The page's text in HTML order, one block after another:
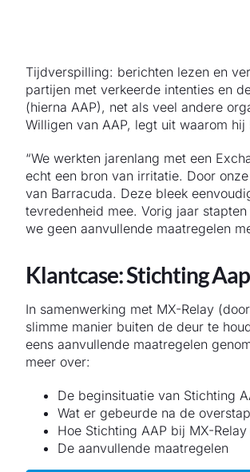
Tijdverspilling: berichten lezen en
partijen met verkeerde intenties en
(hierna AAP), net als veel andere
Willigen van AAP, legt uit waarom
“We werkten jarenlang met een
echt een bron van irritatie. Door
van Barracuda. Deze bleek
tevredenheid mee. Vorig jaar
we geen aanvullende maatregelen
Klantcase: Stichting Aap
In samenwerking met MX-Relay
slimme manier buiten de deur te
eens aanvullende maatregelen
meer over:
De beginsituatie van Stichting
Wat er gebeurde na de
Hoe Stichting AAP bij MX-
De aanvullende maatregelen